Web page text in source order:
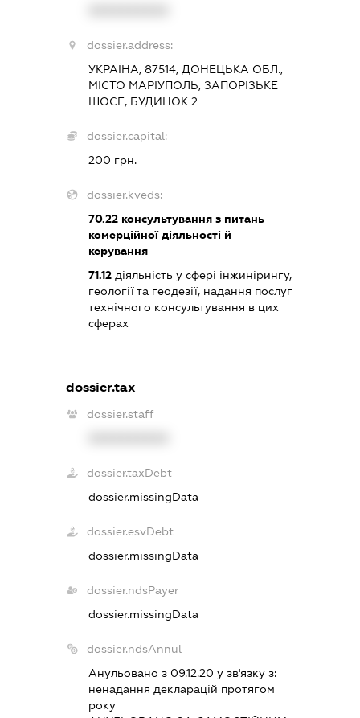
dossier.address:
УКРАЇНА, 87514, ДОНЕЦЬКА ОБЛ.,
МІСТО МАРІУПОЛЬ, ЗАПОРІЗЬКЕ
ШОСЕ, БУДИНОК 2
dossier.capital:
200 грн.
dossier.kveds:
70.22 консультування з питань
комерційної діяльності й
керування
71.12 діяльність у сфері інжинірингу,
геології та геодезії, надання послуг
технічного консультування в цих
сферах
dossier.tax
dossier.staff
dossier.taxDebt
dossier.missingData
dossier.esvDebt
dossier.missingData
dossier.ndsPayer
dossier.missingData
dossier.ndsAnnul
Анульовано з 09.12.20 у зв'язку з:
ненадання декларацiй протягом
року